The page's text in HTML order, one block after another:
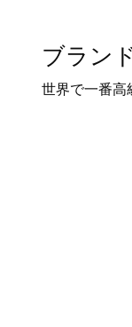
ブラン
世界で一番高